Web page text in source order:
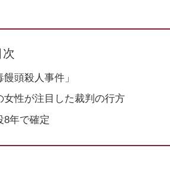
次
頭殺人事件」
性が注目した裁判の行方
8年で確定